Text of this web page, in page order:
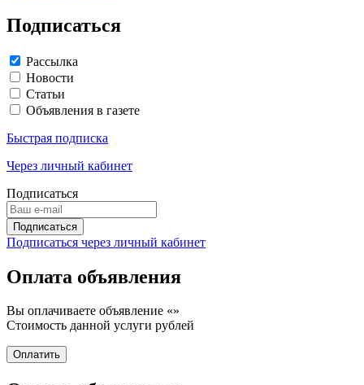
Подписаться
Рассылка
Новости
Статьи
Объявления в газете
Быстрая подписка
Через личный кабинет
Подписаться
Подписаться через личный кабинет
Оплата объявления
Вы оплачиваете объявление «»
Стоимость данной услуги рублей